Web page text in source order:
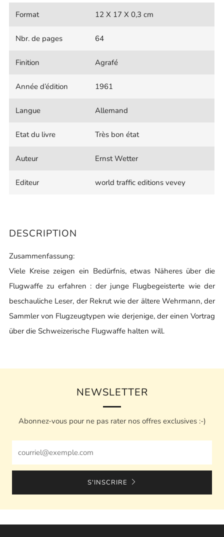
Format 12 X 17 X 0,3 cm
Nbr. de pages 64
Finition Agrafé
Année d’édition 1961
Langue Allemand
Etat du livre Très bon état
Auteur Ernst Wetter
Editeur world traffic editions vevey
DESCRIPTION
Zusammenfassung:
Viele Kreise zeigen ein Bedürfnis, etwas Näheres über die
Flugwaffe zu erfahren : der junge Flugbegeisterte wie der
beschauliche Leser, der Rekrut wie der ältere Wehrmann, der
Sammler von Flugzeugtypen wie derjenige, der einen Vortrag
über die Schweizerische Flugwaffe halten will.
NEWSLETTER
Abonnez-vous pour ne pas rater nos offres exclusives :-)
S'INSCRIRE